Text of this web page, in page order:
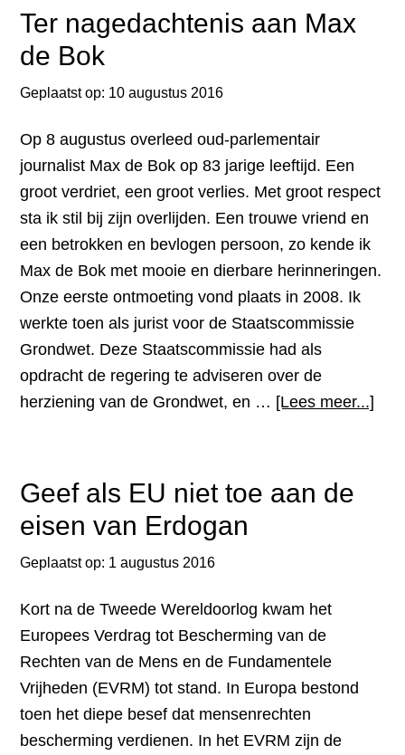
kandidatuur
van
Jacques
Monasch
lijsttrekker
PvdA
Ter nagedachtenis aan Max
de Bok
Geplaatst op: 10 augustus 2016
Op 8 augustus overleed oud-parlementair
journalist Max de Bok op 83 jarige leeftijd. Een
groot verdriet, een groot verlies. Met groot respect
sta ik stil bij zijn overlijden. Een trouwe vriend en
een betrokken en bevlogen persoon, zo kende ik
Max de Bok met mooie en dierbare herinneringen.
Onze eerste ontmoeting vond plaats in 2008. Ik
werkte toen als jurist voor de Staatscommissie
Grondwet. Deze Staatscommissie had als
opdracht de regering te adviseren over de
herziening van de Grondwet, en … [Lees meer...]
Geef als EU niet toe aan de
eisen van Erdogan
Geplaatst op: 1 augustus 2016
Kort na de Tweede Wereldoorlog kwam het
Europees Verdrag tot Bescherming van de
Rechten van de Mens en de Fundamentele
Vrijheden (EVRM) tot stand. In Europa bestond
toen het diepe besef dat mensenrechten
bescherming verdienen. In het EVRM zijn de